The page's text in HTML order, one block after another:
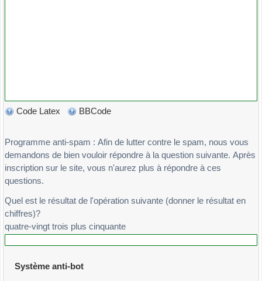
Code Latex BBCode
Programme anti-spam : Afin de lutter contre le spam, nous vous
demandons de bien vouloir répondre à la question suivante. Après
inscription sur le site, vous n'aurez plus à répondre à ces
questions.
Quel est le résultat de l'opération suivante (donner le résultat en
chiffres)?
quatre-vingt trois plus cinquante
Système anti-bot